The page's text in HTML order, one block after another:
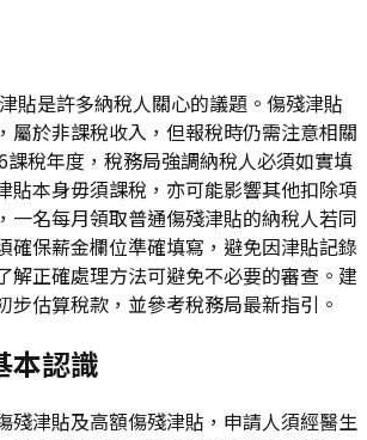
貼是許多納稅人關心的議題。傷殘津貼
屬於非課稅收入，但報稅時仍需注意相關
稅年度，稅務局強調納稅人必須如實填
貼本身毋須課稅，亦可能影響其他扣除項
一名每月領取普通傷殘津貼的納稅人若同
確保薪金欄位準確填寫，避免因津貼記錄
解正確處理方法可避免不必要的審查。建
步估算稅款，並參考稅務局最新指引。
本認識
殘津貼及高額傷殘津貼，申請人須經醫生